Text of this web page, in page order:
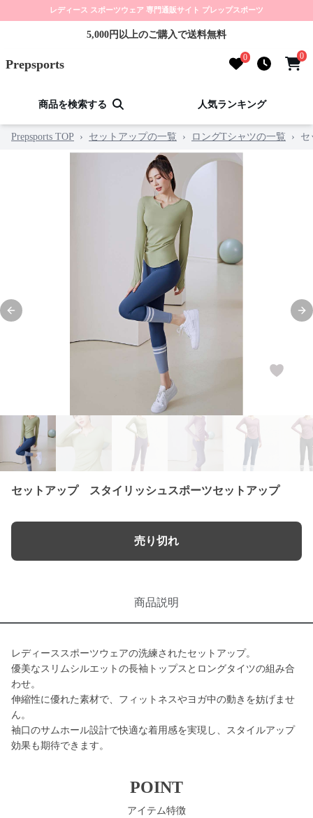
レディース スポーツウェア 専門通販サイト プレップスポーツ
5,000円以上のご購入で送料無料
Prepsports 0 0
商品を検索する 人気ランキング
Prepsports TOP › セットアップの一覧 › ロングTシャツの一覧 › セ
Previous slide
セットアップ スタイリッシュスポーツセットアップ
売り切れ
商品説明
レディーススポーツウェアの洗練されたセットアップ。
優美なスリムシルエットの長袖トップスとロングタイツの組み合
わせ。
伸縮性に優れた素材で、フィットネスやヨガ中の動きを妨げませ
ん。
袖口のサムホール設計で快適な着用感を実現し、スタイルアップ
効果も期待できます。
POINT
アイテム特徴